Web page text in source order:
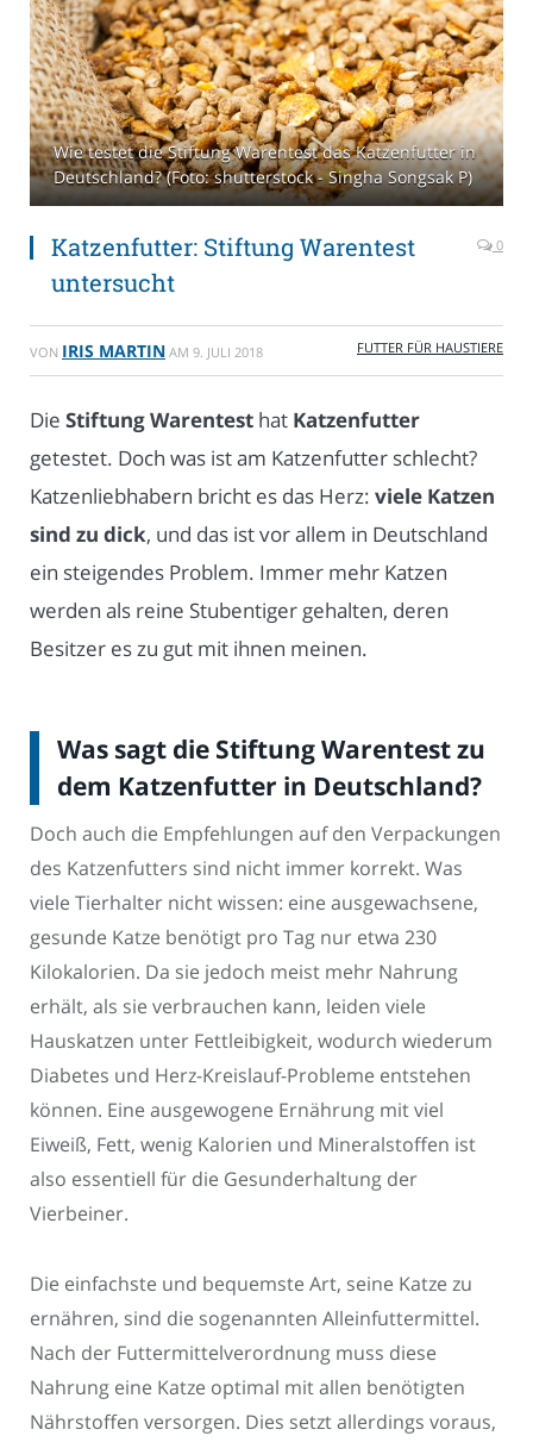
Wie testet die Stiftung Warentest das Katzenfutter in
Deutschland? (Foto: shutterstock - Singha Songsak P)
Katzenfutter: Stiftung Warentest
untersucht
0
VON IRIS MARTIN AM 9. JULI 2018 FUTTER FÜR HAUSTIERE
Die Stiftung Warentest hat Katzenfutter
getestet. Doch was ist am Katzenfutter schlecht?
Katzenliebhabern bricht es das Herz: viele Katzen
sind zu dick, und das ist vor allem in Deutschland
ein steigendes Problem. Immer mehr Katzen
werden als reine Stubentiger gehalten, deren
Besitzer es zu gut mit ihnen meinen.
Was sagt die Stiftung Warentest zu
dem Katzenfutter in Deutschland?
Doch auch die Empfehlungen auf den Verpackungen
des Katzenfutters sind nicht immer korrekt. Was
viele Tierhalter nicht wissen: eine ausgewachsene,
gesunde Katze benötigt pro Tag nur etwa 230
Kilokalorien. Da sie jedoch meist mehr Nahrung
erhält, als sie verbrauchen kann, leiden viele
Hauskatzen unter Fettleibigkeit, wodurch wiederum
Diabetes und Herz-Kreislauf-Probleme entstehen
können. Eine ausgewogene Ernährung mit viel
Eiweiß, Fett, wenig Kalorien und Mineralstoffen ist
also essentiell für die Gesunderhaltung der
Vierbeiner.
Die einfachste und bequemste Art, seine Katze zu
ernähren, sind die sogenannten Alleinfuttermittel.
Nach der Futtermittelverordnung muss diese
Nahrung eine Katze optimal mit allen benötigten
Nährstoffen versorgen. Dies setzt allerdings voraus,